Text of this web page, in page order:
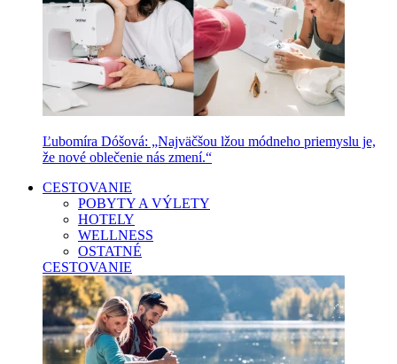
Ľubomíra Dóšová: „Najväčšou lžou módneho priemyslu je,
že nové oblečenie nás zmení.“
CESTOVANIE
POBYTY A VÝLETY
HOTELY
WELLNESS
OSTATNÉ
CESTOVANIE